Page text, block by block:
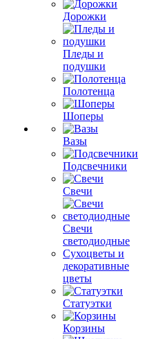
Дорожки
Пледы и
подушки
Полотенца
Шоперы
Вазы
Подсвечники
Свечи
Свечи
светодиодные
Сухоцветы и
декоративные
цветы
Статуэтки
Корзины